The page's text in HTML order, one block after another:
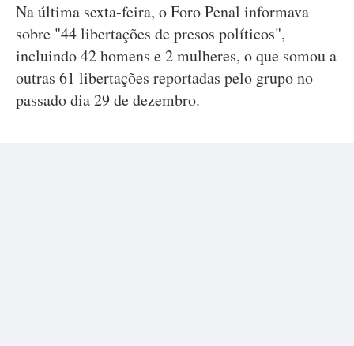
Na última sexta-feira, o Foro Penal informava
sobre "44 libertações de presos políticos",
incluindo 42 homens e 2 mulheres, o que somou a
outras 61 libertações reportadas pelo grupo no
passado dia 29 de dezembro.